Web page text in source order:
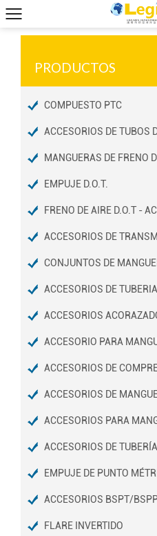
PRODUCTOS
COMPUESTO PTC
EMPUJE D.O.T.
ACCESORIOS DE
ACCESORIOS DE TUBERIA
ACCESORIOS
ACCESORIO PARA
ACCESORIOS DE
ACCESORIOS DE
ACCESORIOS PARA
ACCESORIOS DE
EMPUJE DE PUNTO
ACCESORIOS BSPT/
FLARE INVERTIDO